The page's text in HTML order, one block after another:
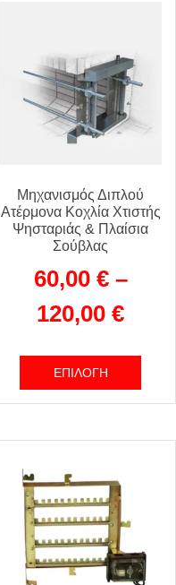
Μηχανισμός Διπλού
Ατέρμονα Κοχλία Χτιστής
Ψησταριάς & Πλαίσια
Σούβλας
60,00 € –
120,00 €
ΕΠΙΛΟΓΉ